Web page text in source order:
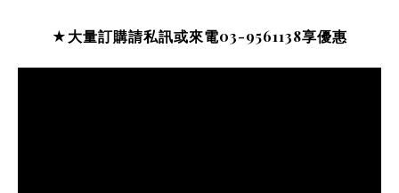
★大量訂購請私訊或來電03-9561138享優惠